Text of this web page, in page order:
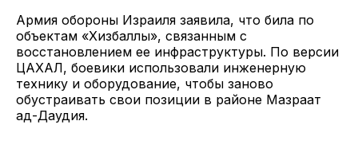
Армия обороны Израиля заявила, что била по
объектам «Хизбаллы», связанным с
восстановлением ее инфраструктуры. По версии
ЦАХАЛ, боевики использовали инженерную
технику и оборудование, чтобы заново
обустраивать свои позиции в районе Мазраат
ад-Даудия.